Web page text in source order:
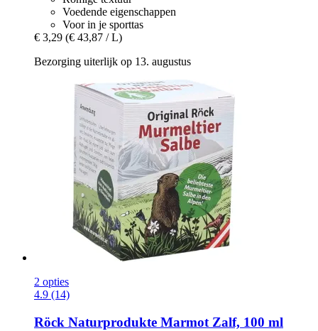
Voedende eigenschappen
Voor in je sporttas
€ 3,29 (€ 43,87 / L)
Bezorging uiterlijk op 13. augustus
2 opties
4.9 (14)
Röck Naturprodukte Marmot Zalf, 100 ml